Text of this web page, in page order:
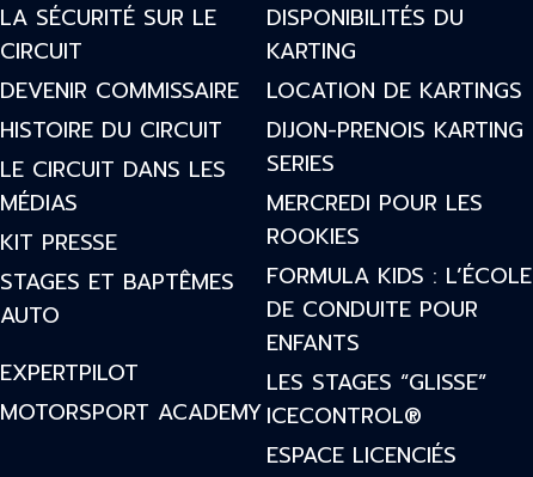
LA SÉCURITÉ SUR LE
CIRCUIT
DEVENIR COMMISSAIRE
HISTOIRE DU CIRCUIT
LE CIRCUIT DANS LES
MÉDIAS
KIT PRESSE
STAGES ET BAPTÊMES
AUTO
EXPERTPILOT
MOTORSPORT ACADEMY
DISPONIBILITÉS DU
KARTING
LOCATION DE KARTINGS
DIJON-PRENOIS KARTING
SERIES
MERCREDI POUR LES
ROOKIES
FORMULA KIDS : L’ÉCOLE
DE CONDUITE POUR
ENFANTS
LES STAGES “GLISSE”
ICECONTROL®
ESPACE LICENCIÉS